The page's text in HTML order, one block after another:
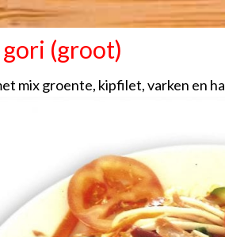
(groot)
mix groente, kipfilet, varken en